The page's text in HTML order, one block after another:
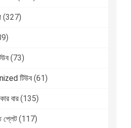
(327)
(73)
টিউব (61)
বার (135)
প্লেট (117)